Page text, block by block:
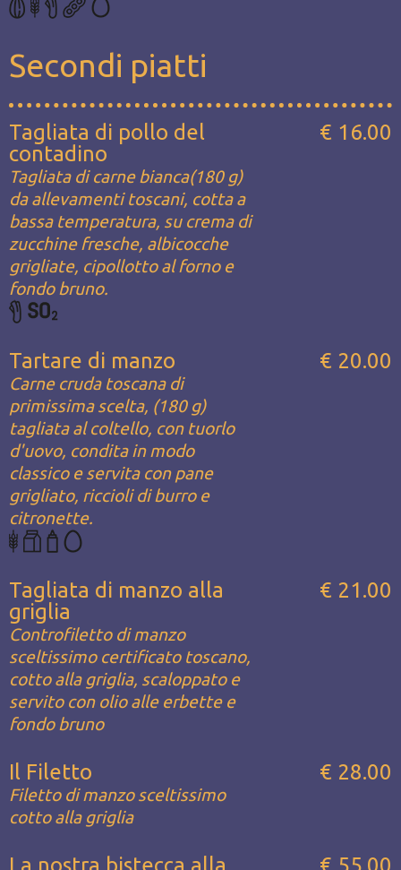
Secondi piatti
Tagliata di pollo del
contadino
Tagliata di carne bianca(180 g)
da allevamenti toscani, cotta a
bassa temperatura, su crema di
zucchine fresche, albicocche
grigliate, cipollotto al forno e
fondo bruno.
€ 16.00
Tartare di manzo
Carne cruda toscana di
primissima scelta, (180 g)
tagliata al coltello, con tuorlo
d'uovo, condita in modo
classico e servita con pane
grigliato, riccioli di burro e
citronette.
€ 20.00
Tagliata di manzo alla
griglia
Controfiletto di manzo
sceltissimo certificato toscano,
cotto alla griglia, scaloppato e
servito con olio alle erbette e
fondo bruno
€ 21.00
Il Filetto
Filetto di manzo sceltissimo
cotto alla griglia
€ 28.00